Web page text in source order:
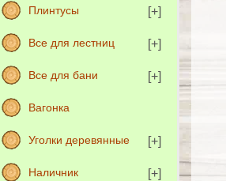
Плинтусы
Все для лестниц
Все для бани
Вагонка
Уголки деревянные
Наличник